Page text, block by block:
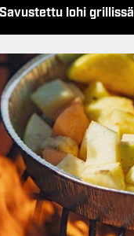
lohi grillissä